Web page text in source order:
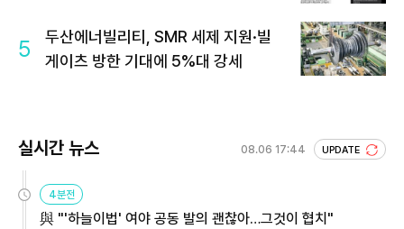
5
두산에너빌리티, SMR 세제 지원·빌
게이츠 방한 기대에 5%대 강세
실시간 뉴스 08.06 17:44 UPDATE
4분전
與 "'하늘이법' 여야 공동 발의 괜찮아…그것이 협치"